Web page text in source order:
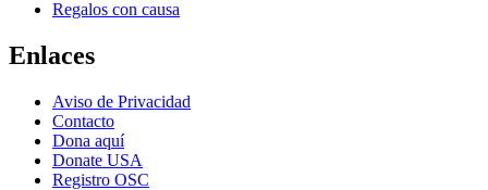
Regalos con causa
Enlaces
Aviso de Privacidad
Contacto
Dona aquí
Donate USA
Registro OSC